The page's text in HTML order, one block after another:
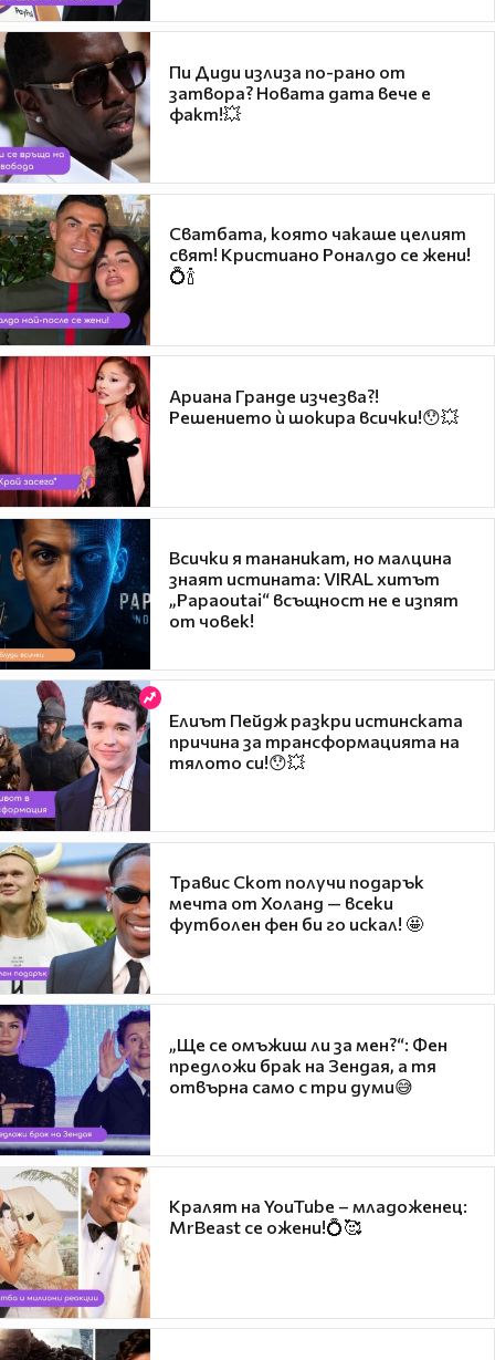
Пи Диди излиза по-рано от
затвора? Новата дата вече е
факт!💥
Сватбата, която чакаше целият
свят! Кристиано Роналдо се жени!
💍🍾
Ариана Гранде изчезва?!
Решението ѝ шокира всички!😯💥
Всички я тананикат, но малцина
знаят истината: VIRAL хитът
„Papaoutai“ всъщност не е изпят
от човек!
Елиът Пейдж разкри истинската
причина за трансформацията на
тялото си!😯💥
Травис Скот получи подарък
мечта от Холанд — всеки
футболен фен би го искал! 🤩
„Ще се омъжиш ли за мен?“: Фен
предложи брак на Зендая, а тя
отвърна само с три думи😅
Кралят на YouTube – младоженец:
MrBeast се ожени!💍🥰